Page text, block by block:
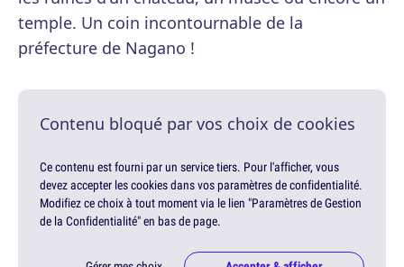
temple. Un coin incontournable de la
préfecture de Nagano !
Contenu bloqué par vos choix de cookies
Ce contenu est fourni par un service tiers. Pour l'afficher, vous
devez accepter les cookies dans vos paramètres de confidentialité.
Modifiez ce choix à tout moment via le lien "Paramètres de Gestion
de la Confidentialité" en bas de page.